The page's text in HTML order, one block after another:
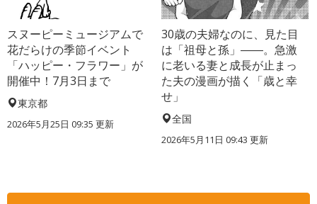
スヌーピーミュージアムで
花だらけの季節イベント
「ハッピー・フラワー」が
開催中！7月3日まで
東京都
2026年5月25日 09:35 更新
30歳の夫婦なのに、見た目
は「祖母と孫」――。急激
に老いる妻と成長が止まっ
た夫の漫画が描く「歳と幸
せ」
全国
2026年5月11日 09:43 更新